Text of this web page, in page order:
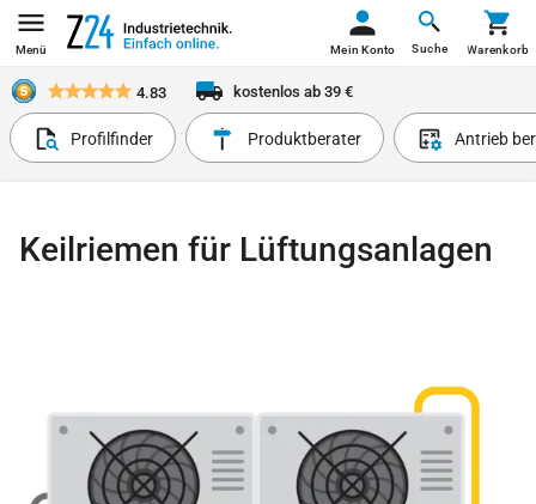
Menü Suche
Mein Konto Warenkorb
4.83 kostenlos ab 39 €
Profilfinder Produktberater Antrieb
Keilriemen für Lüftungsanlagen